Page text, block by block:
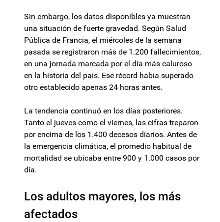
Sin embargo, los datos disponibles ya muestran
una situación de fuerte gravedad. Según Salud
Pública de Francia, el miércoles de la semana
pasada se registraron más de 1.200 fallecimientos,
en una jornada marcada por el día más caluroso
en la historia del país. Ese récord había superado
otro establecido apenas 24 horas antes.
La tendencia continuó en los días posteriores.
Tanto el jueves como el viernes, las cifras treparon
por encima de los 1.400 decesos diarios. Antes de
la emergencia climática, el promedio habitual de
mortalidad se ubicaba entre 900 y 1.000 casos por
día.
Los adultos mayores, los más
afectados